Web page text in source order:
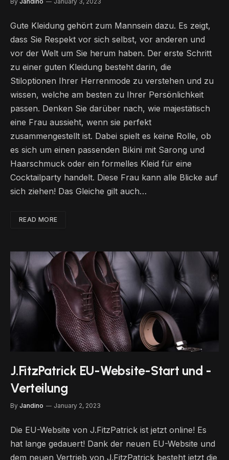
Gute Kleidung gehört zum Mannsein dazu. Es zeigt,
dass Sie Respekt vor sich selbst, vor anderen und
vor der Welt um Sie herum haben. Der erste Schritt
zu einer guten Kleidung besteht darin, die
Stiloptionen Ihrer Herrenmode zu verstehen und zu
wissen, welche am besten zu Ihrer Persönlichkeit
passen. Denken Sie darüber nach, wie majestätisch
eine Frau aussieht, wenn sie perfekt
zusammengestellt ist. Dabei spielt es keine Rolle, ob
es sich um einen passenden Bikini mit Sarong und
Haarschmuck oder ein formelles Kleid für eine
Cocktailparty handelt. Diese Frau kann alle Blicke auf
sich ziehen! Das Gleiche gilt auch…
READ MORE
J.FitzPatrick EU-Website-Start und -
Verteilung
By Jandino January 2, 2023
Die EU-Website von J.FitzPatrick ist jetzt online! Es
hat lange gedauert! Dank der neuen EU-Website und
dem neuen Vertrieb von J.FitzPatrick besteht jetzt die